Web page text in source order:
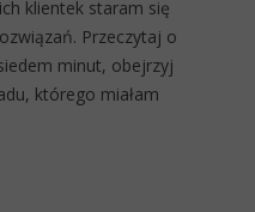
klientek staram się
Przeczytaj o
minut, obejrzyj
którego miałam